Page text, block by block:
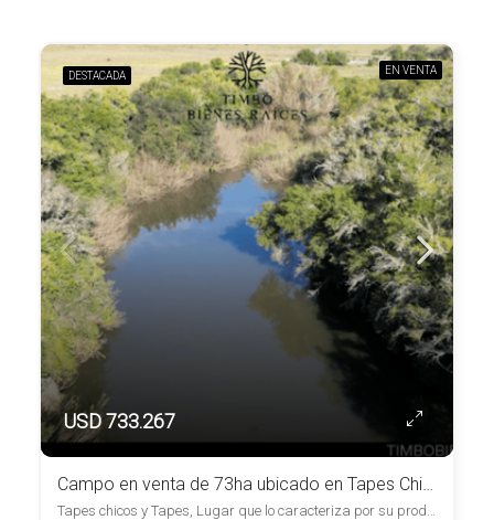
DESTACADA EN VENTA
USD 733.267
Campo en venta de 73ha ubicado en Tapes Chico, Lugar de Paz y Armonía.
Tapes chicos y Tapes, Lugar que lo caracteriza por su productividad y tranquilidad, , Tapes Chico